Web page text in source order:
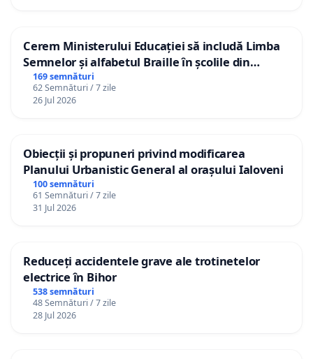
Cerem Ministerului Educației să includă Limba
Semnelor și alfabetul Braille în școlile din
Republica Moldova!
169 semnături
62 Semnături / 7 zile
26 Jul 2026
Obiecții și propuneri privind modificarea
Planului Urbanistic General al orașului Ialoveni
100 semnături
61 Semnături / 7 zile
31 Jul 2026
Reduceți accidentele grave ale trotinetelor
electrice în Bihor
538 semnături
48 Semnături / 7 zile
28 Jul 2026